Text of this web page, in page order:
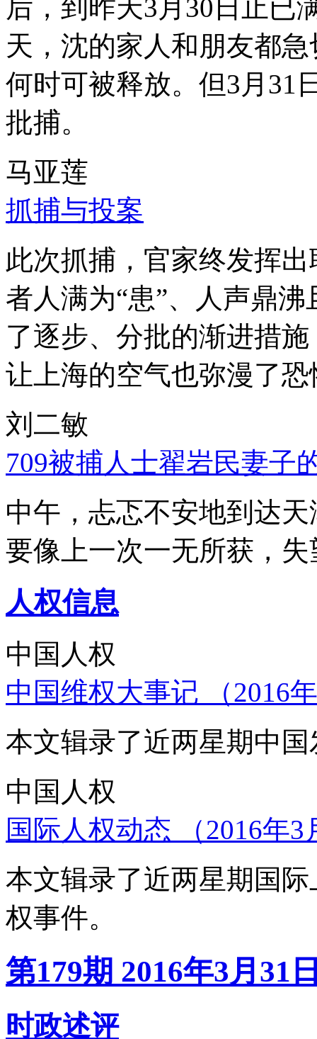
后，到昨天3月30日止已
天，沈的家人和朋友都
何时可被释放。但3月31
批捕。
马亚莲
抓捕与投案
此次抓捕，官家终发挥
者人满为“患”、人声鼎
了逐步、分批的渐进措
让上海的空气也弥漫了
刘二敏
709被捕人士翟岩民妻子
中午，忐忑不安地到达
要像上一次一无所获，
人权信息
中国人权
中国维权大事记 （2016
本文辑录了近两星期中
中国人权
国际人权动态 （2016年
本文辑录了近两星期国
权事件。
第179期 2016年3月31
时政述评